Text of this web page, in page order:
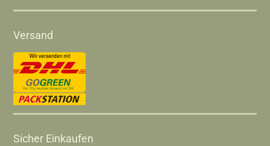
Versand
Sicher Einkaufen